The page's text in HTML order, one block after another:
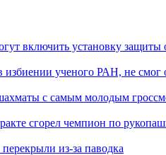
включить установку
ученого РАН, не смог
с самым молодым
сгорел чемпион по
из-за паводка